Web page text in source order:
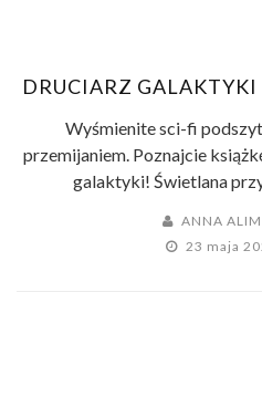
DRUCIARZ
Wyśmienite sci-fi
przemijaniem. Poznajcie
galaktyki! Świetlana
ANNA
23 maja